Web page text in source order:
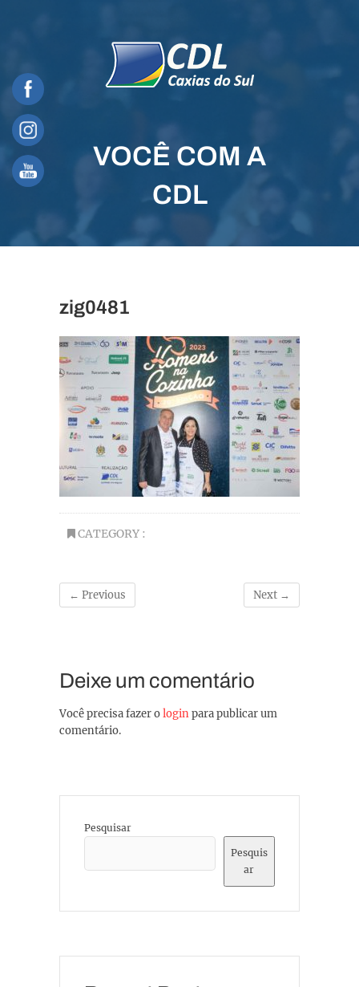
VOCÊ COM A
CDL
zig0481
CATEGORY :
← Previous Next →
Deixe um comentário
Você precisa fazer ologinpara publicar um
comentário.
Pesquisar
Pesquis
ar